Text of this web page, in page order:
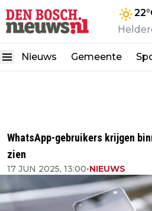
22
Nieuws Gemeente
WhatsApp-gebruikers krijgen
zien
17 JUN 2025, 13:00•NIEUWS